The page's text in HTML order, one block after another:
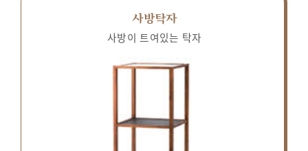
사방탁자
사방이 트여있는 탁자